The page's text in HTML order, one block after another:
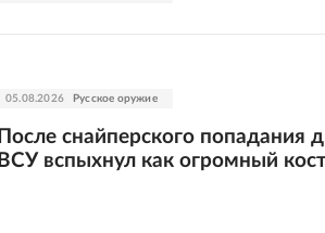
05.08.2026 Русское оружие
После снайперского попадания
ВСУ вспыхнул как огромный